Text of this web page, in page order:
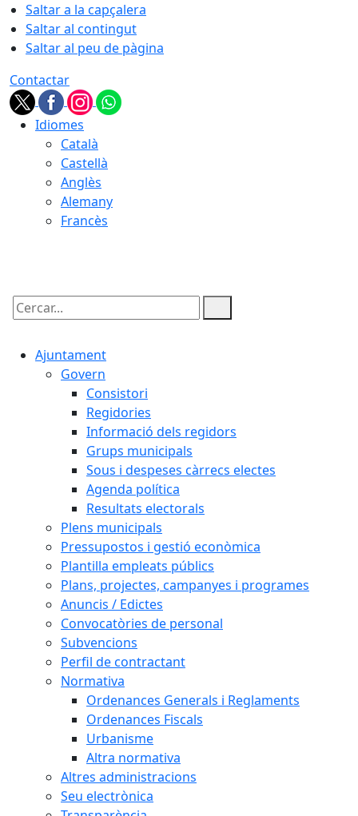
Saltar a la capçalera
Saltar al contingut
Saltar al peu de pàgina
Contactar
Idiomes
Català
Castellà
Anglès
Alemany
Francès
Cercar:
Ajuntament
Govern
Consistori
Regidories
Informació dels regidors
Grups municipals
Sous i despeses càrrecs electes
Agenda política
Resultats electorals
Plens municipals
Pressupostos i gestió econòmica
Plantilla empleats públics
Plans, projectes, campanyes i programes
Anuncis / Edictes
Convocatòries de personal
Subvencions
Perfil de contractant
Normativa
Ordenances Generals i Reglaments
Ordenances Fiscals
Urbanisme
Altra normativa
Altres administracions
Seu electrònica